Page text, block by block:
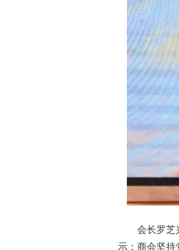
会长罗芝
示：商会坚持